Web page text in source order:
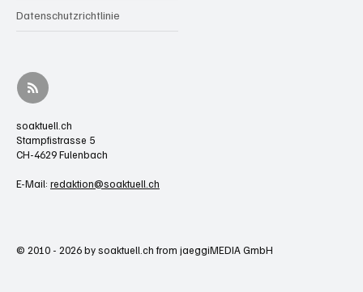
Datenschutzrichtlinie
soaktuell.ch
Stampfistrasse 5
CH-4629 Fulenbach
E-Mail: redaktion@soaktuell.ch
© 2010 - 2026 by soaktuell.ch from jaeggiMEDIA GmbH